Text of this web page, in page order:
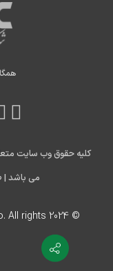
کلیه حقوق وب سایت
می باشد |
All rights